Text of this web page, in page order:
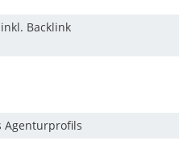
Backlink
Agenturprofils